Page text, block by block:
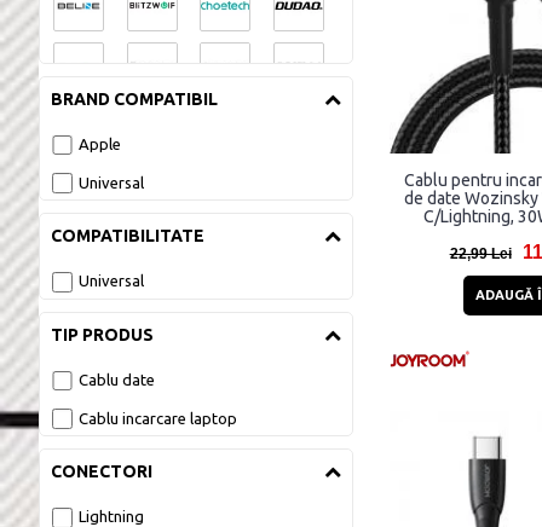
BRAND COMPATIBIL
Apple
Universal
COMPATIBILITATE
Universal
TIP PRODUS
Cablu date
Cablu incarcare laptop
CONECTORI
Lightning
Cablu pentru
de date Wozinsky
C/Lightning,
22,99 Lei
ADAUGĂ